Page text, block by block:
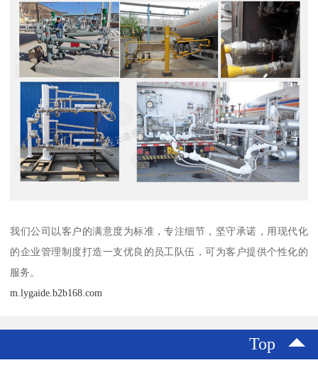
我们公司以客户的满意度为标准，专注细节，坚守承诺，用现代化
的企业管理制度打造一支优良的员工队伍，可为客户提供个性化的
服务。
m.lygaide.b2b168.com
Top